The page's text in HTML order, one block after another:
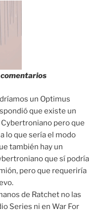
comentarios
un Optimus
que existe un
pero que
lo que sería el modo
también hay un
que sí podría
pero que requeriría
de Ratchet no las
Series ni en War For